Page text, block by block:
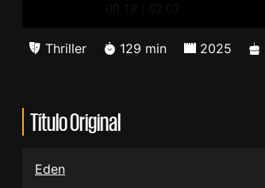
Thriller 129 min 2025
Título Original
Eden